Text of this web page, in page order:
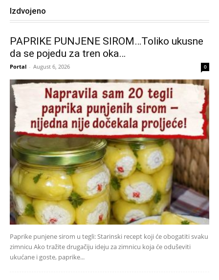
Izdvojeno
PAPRIKE PUNJENE SIROM…Toliko ukusne
da se pojedu za tren oka…
Portal - August 6, 2026 0
Paprike punjene sirom u tegli: Starinski recept koji će obogatiti svaku
zimnicu Ako tražite drugačiju ideju za zimnicu koja će oduševiti
ukućane i goste, paprike...